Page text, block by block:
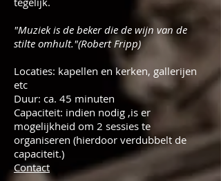
"Muziek is de beker die de wijn van de
stilte omhult."(Robert Fripp)
Locaties: kapellen en kerken, gallerijen
etc
Duur: ca. 45 minuten
Capaciteit: indien nodig ,is er
mogelijkheid om 2 sessies te
organiseren (hierdoor verdubbelt de
capaciteit.)
Contact